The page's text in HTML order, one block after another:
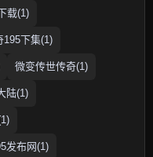
载(1)
195下集(1)
微变传世传奇(1)
陆(1)
发布网(1)